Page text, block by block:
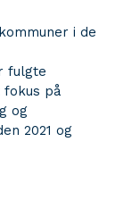
i de
fulgte
på
og
2021 og